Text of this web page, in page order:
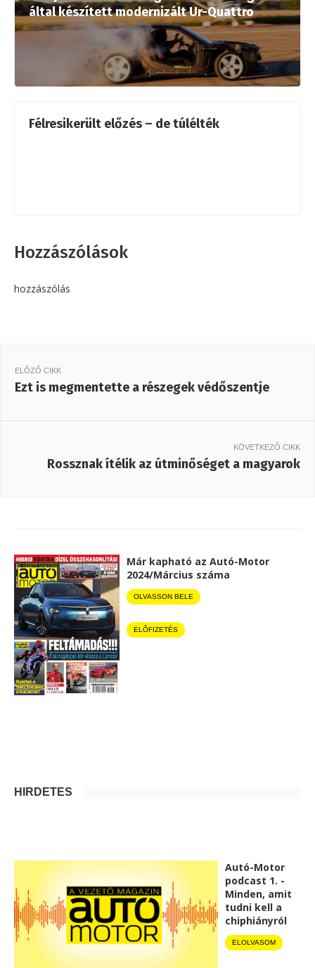
által készített modernizált Ur-Quattro
Félresikerült előzés – de túlélték
Hozzászólások
hozzászólás
ELŐZŐ CIKK
Ezt is megmentette a részegek védőszentje
KÖVETKEZŐ CIKK
Rossznak ítélik az útminőséget a magyarok
Már kapható az Autó-Motor
2024/Március száma
OLVASSON BELE
ELŐFIZETÉS
HIRDETÉS
Autó-Motor
podcast 1. -
Minden, amit
tudni kell a
chiphiányról
ELOLVASOM